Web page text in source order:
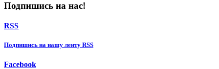
Подпишись на нас!
RSS
Подпишиcь на нашу ленту RSS
Facebook